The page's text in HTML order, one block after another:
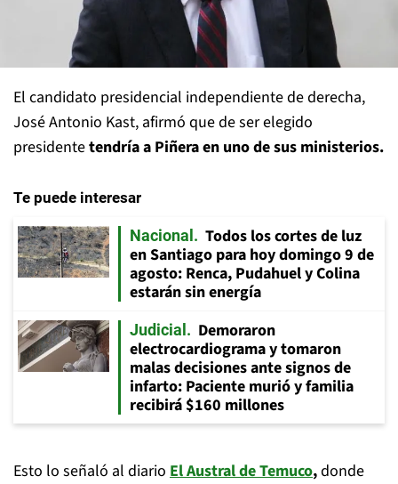
El candidato presidencial independiente de derecha,
José Antonio Kast, afirmó que de ser elegido
presidentetendría a Piñera en uno de sus ministerios.
Te puede interesar
Nacional
Todos los cortes de luz
en Santiago para hoy domingo 9 de
agosto: Renca, Pudahuel y Colina
estarán sin energía
Judicial
Demoraron
electrocardiograma y tomaron
malas decisiones ante signos de
infarto: Paciente murió y familia
recibirá $160 millones
Esto lo señaló al diario El Austral de Temuco,donde